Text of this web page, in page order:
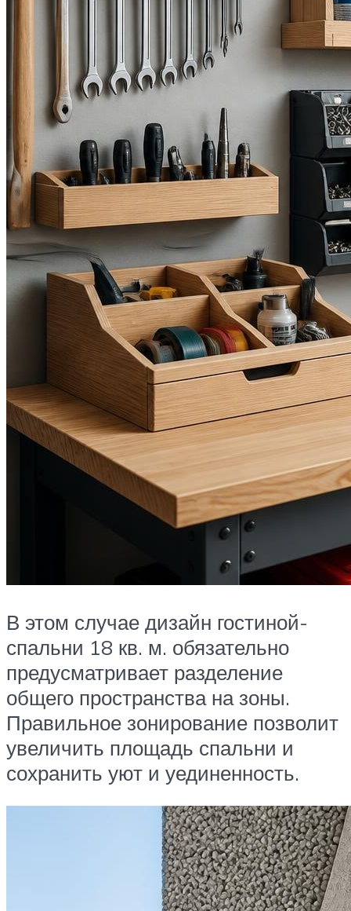
В этом случае дизайн гостиной-
спальни 18 кв. м. обязательно
предусматривает разделение
общего пространства на зоны.
Правильное зонирование позволит
увеличить площадь спальни и
сохранить уют и уединенность.